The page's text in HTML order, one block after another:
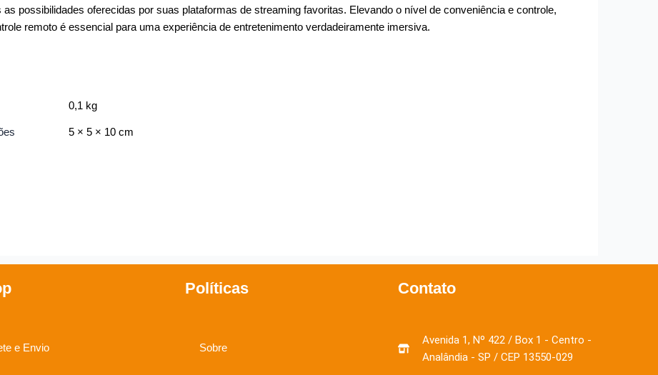
as possibilidades oferecidas por suas plataformas de streaming favoritas. Elevando o nível de conveniência e controle,
remoto é essencial para uma experiência de entretenimento verdadeiramente imersiva.
0,1 kg
5 × 5 × 10 cm
e Envio
Políticas
Sobre
Contato
Avenida 1, Nº 422 / Box 1 - Centro -
Analândia - SP / CEP 13550-029